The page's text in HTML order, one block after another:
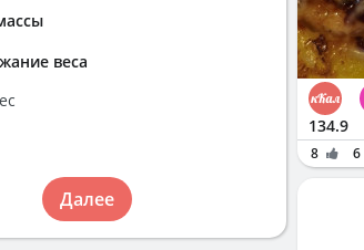
веса
Далее
134.9
8 6